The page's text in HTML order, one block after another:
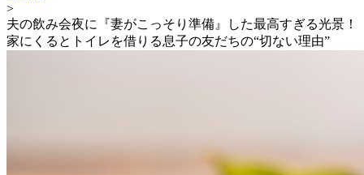
>
夫の飲み会夜に『妻がこっそり準備』した最高すぎる光景！
家にくるとトイレを借りる息子の友だちの“切ない理由”